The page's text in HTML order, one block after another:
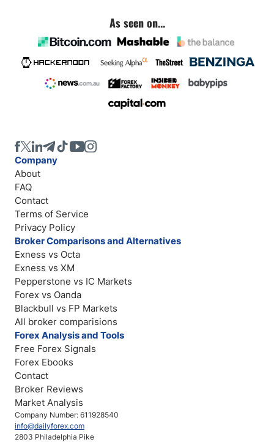
As seen on...
Company Number: 611928540
info@dailyforex.com
2803 Philadelphia Pike
Company
About
FAQ
Contact
Terms of Service
Privacy Policy
Broker Comparisons and Alternatives
Exness vs Octa
Exness vs XM
Pepperstone vs IC Markets
Forex vs Oanda
Blackbull vs FP Markets
All broker comparisions
Forex Analysis and Tools
Free Forex Signals
Forex Ebooks
Contact
Broker Reviews
Market Analysis